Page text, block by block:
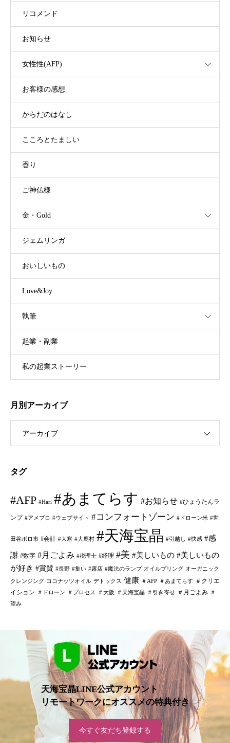
リコメンド
お知らせ
女性性(AFP)
お客様の感想
からだのはなし
こころとたましい
香り
ご神仏様
金・Gold
ジェムリンガ
おいしいもの
Love&Joy
執筆
起業・副業
私の起業ストーリー
月別アーカイブ
アーカイブ
タグ
#AFP #Hari #あまてらす #お知らせ #ひょうたんラ
ンプ #アメブロ #ウェブサイト #コンフォートゾーン #ドローン米 #世
田谷ボロ市 #会計 #大寒 #大鹿村 #天海宝晶 #引越し #快感 #感
謝 #数字 #月ごよみ #税理士 #経理 #美 #美しいもの #美しいもの
が好き #賞賛 #長野 #集い #露店 #魔法のランプ オイルプリング オーガニック
クレンジング ココナッツオイル デトックス 健康 ＃AFP ＃あまてらす
＃クリエ
イション
＃ドローン ＃プロセス ＃大阪 ＃天海宝晶 ＃引き寄せ ＃月ごよみ ＃
望み
天海宝晶LINE公式アカウント
リモートワークにオススメの特典付き
今すぐ友だち登録する